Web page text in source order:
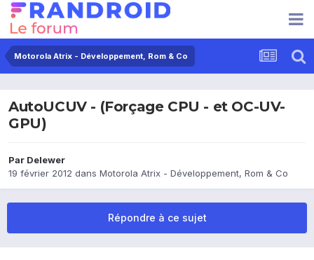
Motorola Atrix - Développement, Rom & Co
AutoUCUV - (Forçage CPU - et OC-UV-
GPU)
Par Delewer
19 février 2012 dans Motorola Atrix - Développement, Rom & Co
Répondre à ce sujet